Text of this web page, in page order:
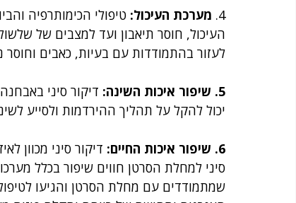
4. מערכת העיכול: טיפולי הכימותרפיה
העיכול, חוסר תיאבון ועד למצבים של
לעזור בהתמודדות עם בעיות, כאבים
5. שיפור איכות השינה:
דיקור סיני
יכול להקל על תהליך ההירדמות ולסייע
6. שיפור איכות החיים:
דיקור סיני מכוון
סיני למחלת הסרטן חווים שיפור בכלל
שמתמודדים עם מחלת הסרטן והגיעו